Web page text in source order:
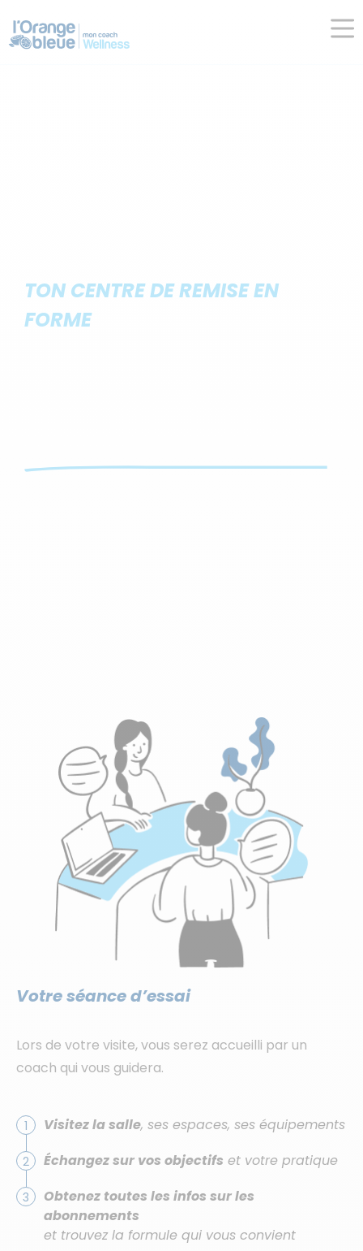
TON CENTRE DE REMISE EN
FORME
Votre séance d’essai
Lors de votre visite, vous serez accueilli par un
coach qui vous guidera.
Visitez la salle, ses espaces, ses équipements
Échangez sur vos objectifs et votre pratique
Obtenez toutes les infos sur les
abonnements
et trouvez la formule qui vous convient